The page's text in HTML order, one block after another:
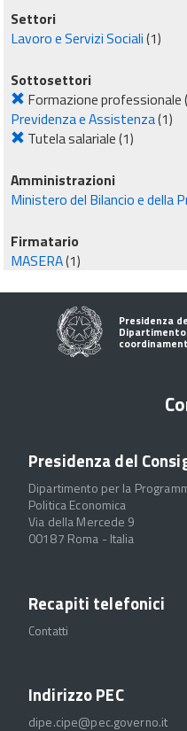
Settori
Lavoro e Servizi Sociali(1)
Sottosettori
Formazione professionale
Previdenza e Assistenza(1)
Tutela salariale(1)
Amministrazioni
Ministero del Bilancio e della
Firmatario
MASERA(1)
Presidenza
Presidenza del
Dipartimento per la
Politica Economica
Via della Mercede 9
00187 Roma - Italia
Recapiti telefonici
Contatti
Indirizzo PEC
dipe.cipe@pec.governo.it